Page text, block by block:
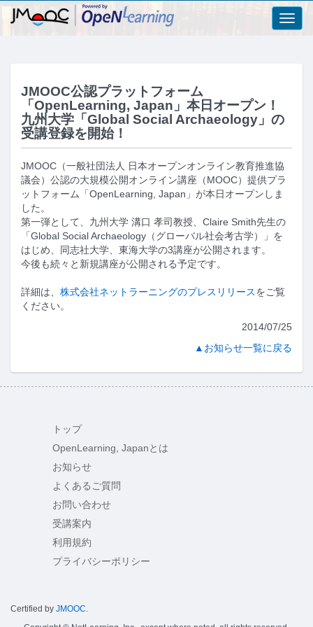
JMOOC公認プラットフォーム
「OpenLearning, Japan」本日オープン！
九州大学「Global Social Archaeology」の
受講登録を開始！
JMOOC（一般社団法人 日本オープンオンライン教育推進協
議会）公認の大規模公開オンライン講座（MOOC）提供プラ
ットフォーム「OpenLearning, Japan」が本日オープンしま
した。
第一弾として、九州大学 溝口 孝司教授、Claire Smith先生の
「Global Social Archaeology（グローバル社会考古学）」を
はじめ、同志社大学、東海大学の3講座が公開されます。
今後も続々と新規講座が公開される予定です。
詳細は、 株式会社ネットラーニングのプレスリリースをご覧
ください。
2014/07/25
▲お知らせ一覧に戻る
トップ
OpenLearning, Japanとは
お知らせ
よくあるご質問
お問い合わせ
受講案内
利用規約
プライバシーポリシー
Certified by JMOOC.